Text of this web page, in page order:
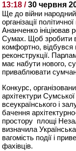
13:18 /30 червня
Ще до війни
організації
Ананченко ініціював
Сумах. Щоб зробити
комфортно,
реконструкції.
має набути нового,
приваблювати
Конкурс,
архітектури
всеукраїнського і
бачення
простору площі
визначила
вагомість події і
фахівців.